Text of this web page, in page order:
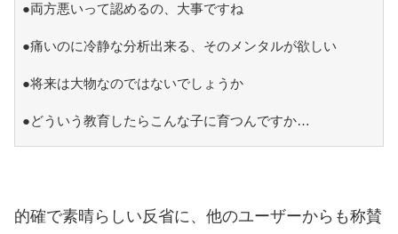
●両方悪いって認めるの、大事ですね
●痛いのに冷静な分析出来る、そのメンタルが欲しい
●将来は大物なのではないでしょうか
●どういう教育したらこんな子に育つんですか…
的確で素晴らしい反省に、他のユーザーからも称賛